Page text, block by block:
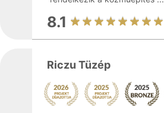
8.1
Riczu Tüzép